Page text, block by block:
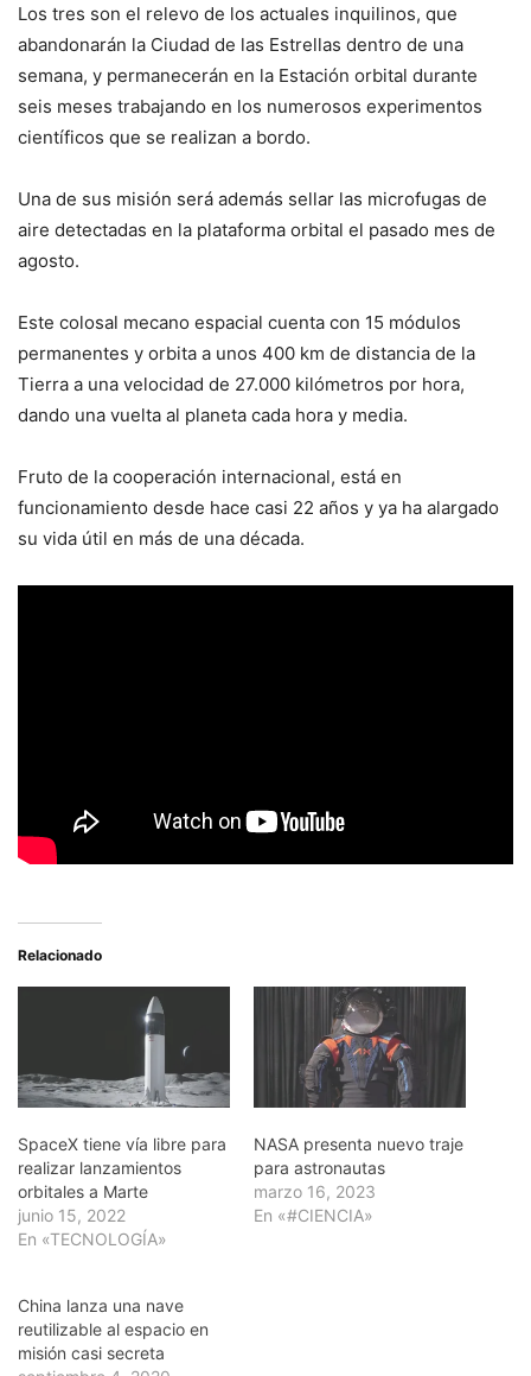
Los tres son el relevo de los actuales inquilinos, que
abandonarán la Ciudad de las Estrellas dentro de una
semana, y permanecerán en la Estación orbital durante
seis meses trabajando en los numerosos experimentos
científicos que se realizan a bordo.
Una de sus misión será además sellar las microfugas de
aire detectadas en la plataforma orbital el pasado mes de
agosto.
Este colosal mecano espacial cuenta con 15 módulos
permanentes y orbita a unos 400 km de distancia de la
Tierra a una velocidad de 27.000 kilómetros por hora,
dando una vuelta al planeta cada hora y media.
Fruto de la cooperación internacional, está en
funcionamiento desde hace casi 22 años y ya ha alargado
su vida útil en más de una década.
Relacionado
SpaceX tiene vía libre para
realizar lanzamientos
orbitales a Marte
junio 15, 2022
En «TECNOLOGÍA»
NASA presenta nuevo traje
para astronautas
marzo 16, 2023
En «#CIENCIA»
China lanza una nave
reutilizable al espacio en
misión casi secreta